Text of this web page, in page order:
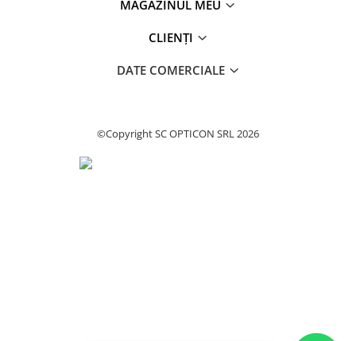
MAGAZINUL MEU
CLIENȚI
DATE COMERCIALE
©Copyright SC OPTICON SRL 2026